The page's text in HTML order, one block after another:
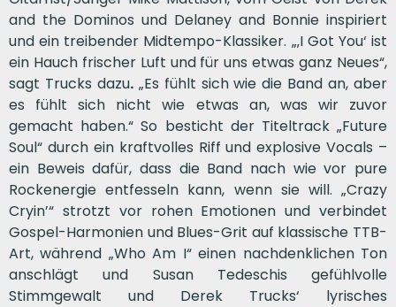
and the Dominos und Delaney and Bonnie inspiriert
und ein treibender Midtempo-Klassiker. „‚I Got You‘ ist
ein Hauch frischer Luft und für uns etwas ganz Neues“,
sagt Trucks dazu.„Es fühlt sich wie die Band an, aber
es fühlt sich nicht wie etwas an, was wir zuvor
gemacht haben.“ So besticht der Titeltrack „Future
Soul“ durch ein kraftvolles Riff und explosive Vocals –
ein Beweis dafür, dass die Band nach wie vor pure
Rockenergie entfesseln kann, wenn sie will. „Crazy
Cryin’“ strotzt vor rohen Emotionen und verbindet
Gospel-Harmonien und Blues-Grit auf klassische TTB-
Art, während „Who Am I“ einen nachdenklichen Ton
anschlägt und Susan Tedeschis gefühlvolle
Stimmgewalt und Derek Trucks‘ lyrisches